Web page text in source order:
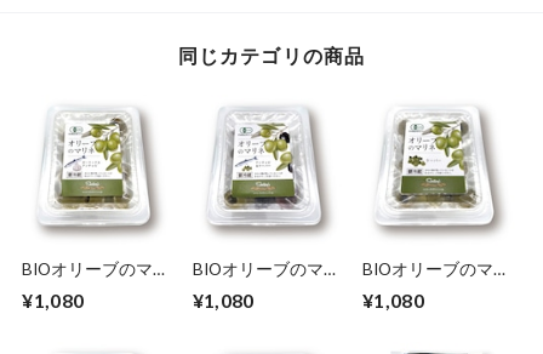
同じカテゴリの商品
BIOオリーブのマリ
ンチョビ）180g
¥1,080
BIOオリーブのマリ
ーパー）180g
¥1,080
BIOオリーブのマリ
180g
¥1,080